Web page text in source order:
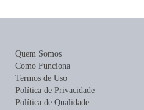
Quem Somos
Como Funciona
Termos de Uso
Política de Privacidade
Política de Qualidade